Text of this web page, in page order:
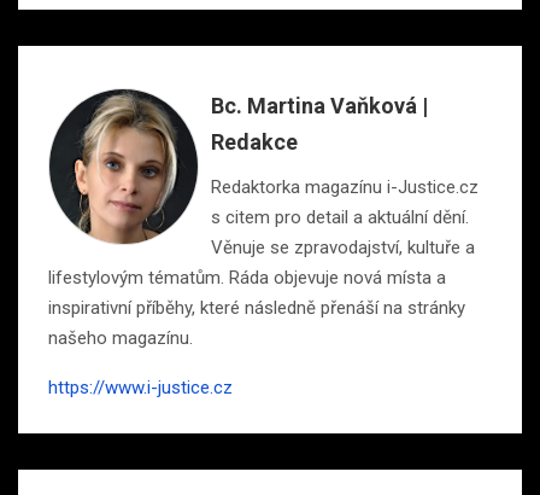
Bc. Martina Vaňková |
Redakce
Redaktorka magazínu i-Justice.cz
s citem pro detail a aktuální dění.
Věnuje se zpravodajství, kultuře a
lifestylovým tématům. Ráda objevuje nová místa a
inspirativní příběhy, které následně přenáší na stránky
našeho magazínu.
https://www.i-justice.cz